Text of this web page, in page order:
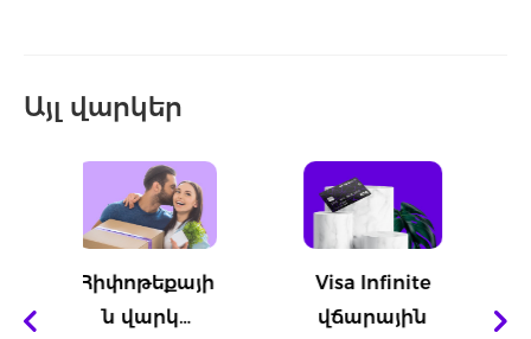
Այլ վարկեր
Visa Infinite
վճարային
Ավտոկայան
ատեղիի…